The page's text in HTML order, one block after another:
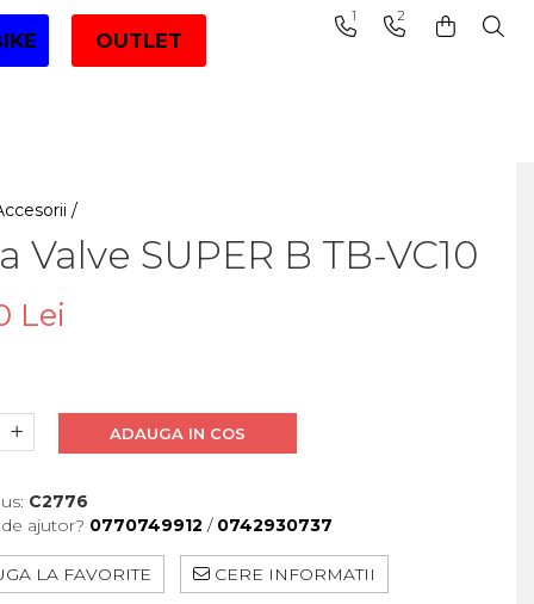
OUTLET
1 2
/
Valve SUPER B TB-VC10
Lei
ADAUGA IN COS
C2776
ajutor? 0770749912 / 0742930737
LA FAVORITE CERE INFORMATII